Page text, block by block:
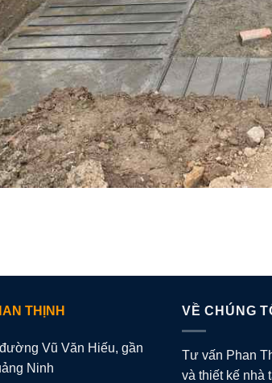
THỊNH
Vũ Văn Hiếu, gần
Ninh
VỀ CHÚNG
Tư vấn Phan
và thiết kế nhà